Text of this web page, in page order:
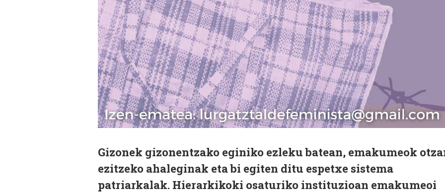
Gizonek gizonentzako eginiko ezleku batean, emakumeok
ezitzeko ahaleginak eta bi egiten ditu espetxe sistema
patriarkalak. Hierarkikoki osaturiko instituzioan emakumeoi